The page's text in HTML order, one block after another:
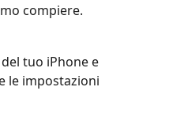
compiere.
del tuo iPhone e
le impostazioni